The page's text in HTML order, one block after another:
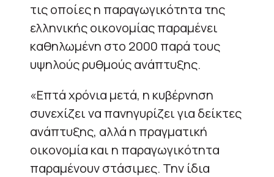
τις οποίες η παραγωγικότητα της
ελληνικής οικονομίας παραμένει
καθηλωμένη στο 2000 παρά τους
υψηλούς ρυθμούς ανάπτυξης.
«Επτά χρόνια μετά, η κυβέρνηση
συνεχίζει να πανηγυρίζει για δείκτες
ανάπτυξης, αλλά η πραγματική
οικονομία και η παραγωγικότητα
παραμένουν στάσιμες. Την ίδια